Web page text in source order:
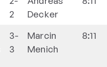
2
Decker
3-
3
Marcin
Menich
8:11